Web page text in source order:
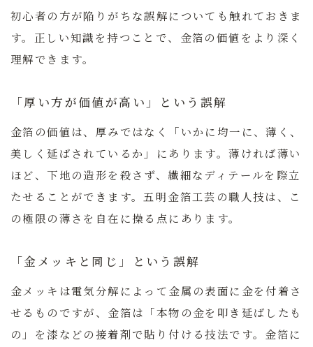
初心者の方が陥りがちな誤解についても触れておきま
す。正しい知識を持つことで、金箔の価値をより深く
理解できます。
「厚い方が価値が高い」という誤解
金箔の価値は、厚みではなく「いかに均一に、薄く、
美しく延ばされているか」にあります。薄ければ薄い
ほど、下地の造形を殺さず、繊細なディテールを際立
たせることができます。五明金箔工芸の職人技は、こ
の極限の薄さを自在に操る点にあります。
「金メッキと同じ」という誤解
金メッキは電気分解によって金属の表面に金を付着さ
せるものですが、金箔は「本物の金を叩き延ばしたも
の」を漆などの接着剤で貼り付ける技法です。金箔に